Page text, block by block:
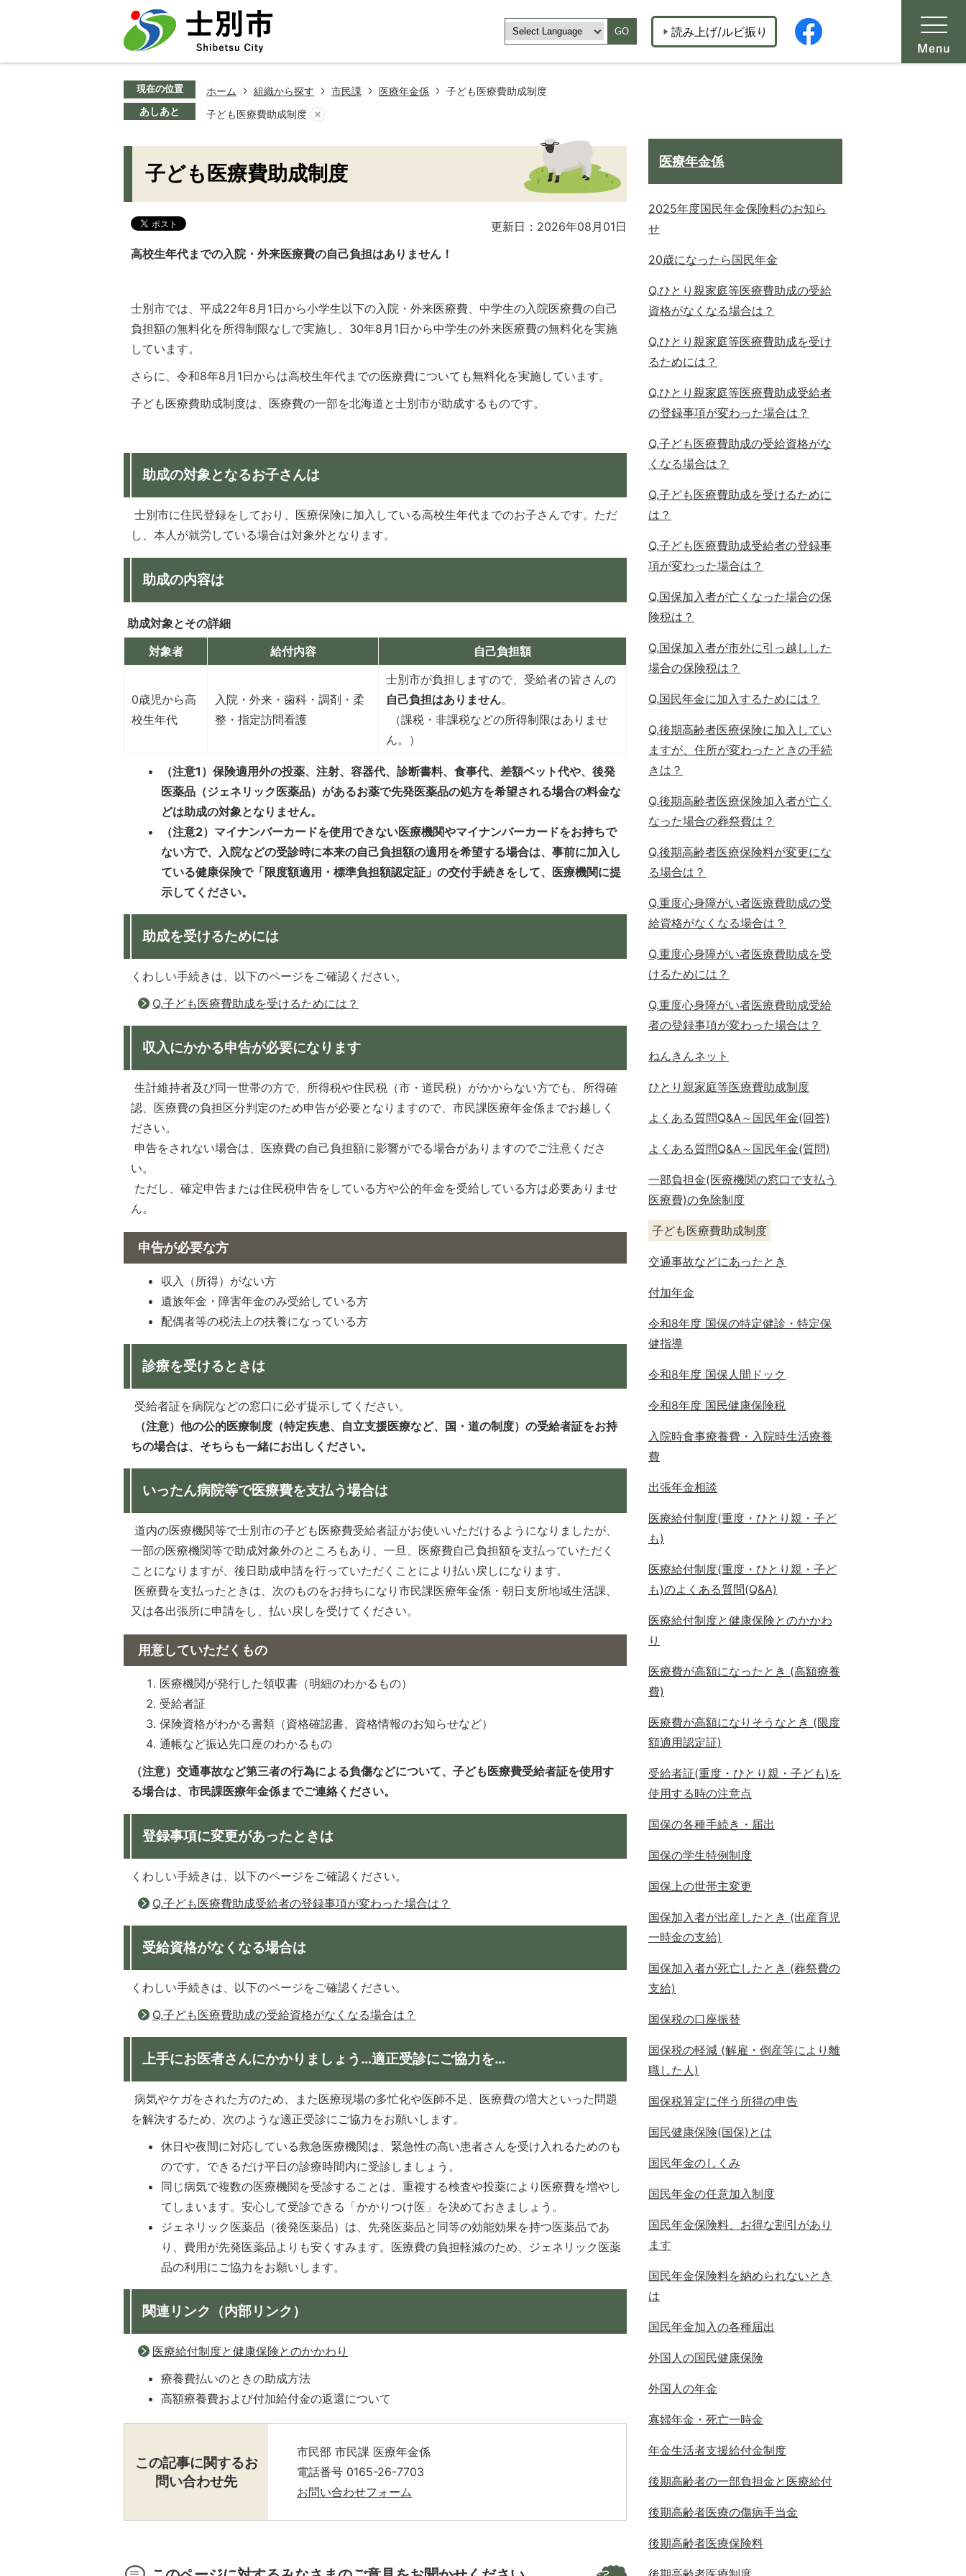
GO 読み上げ/ルビ振り
現在の位置 ホーム 組織から探す 市民課 医療年金係 子ども医療費助成制度
あしあと 子ども医療費助成制度
子ども医療費助成制度
更新日：2026年08月01日
高校生年代までの入院・外来医療費の自己負担はありません！
士別市では、平成22年8月1日から小学生以下の入院・外来医療費、中学生の入院医療費の自己
負担額の無料化を所得制限なしで実施し、30年8月1日から中学生の外来医療費の無料化を実施
しています。
さらに、令和8年8月1日からは高校生年代までの医療費についても無料化を実施しています。
子ども医療費助成制度は、医療費の一部を北海道と士別市が助成するものです。
助成の対象となるお子さんは
士別市に住民登録をしており、医療保険に加入している高校生年代までのお子さんです。ただ
し、本人が就労している場合は対象外となります。
助成の内容は
助成対象とその詳細
対象者
給付内容 自己負担額
0歳児から高
校生年代
入院・外来・歯科・調剤・柔
整・指定訪問看護
士別市が負担しますので、受給者の皆さんの
自己負担はありません。
（課税・非課税などの所得制限はありませ
ん。）
（注意1）保険適用外の投薬、注射、容器代、診断書料、食事代、差額ベット代や、後発
医薬品（ジェネリック医薬品）があるお薬で先発医薬品の処方を希望される場合の料金な
どは助成の対象となりません。
（注意2）マイナンバーカードを使用できない医療機関やマイナンバーカードをお持ちで
ない方で、入院などの受診時に本来の自己負担額の適用を希望する場合は、事前に加入し
ている健康保険で「限度額適用・標準負担額認定証」の交付手続きをして、医療機関に提
示してください。
助成を受けるためには
くわしい手続きは、以下のページをご確認ください。
Q.子ども医療費助成を受けるためには？
収入にかかる申告が必要になります
生計維持者及び同一世帯の方で、所得税や住民税（市・道民税）がかからない方でも、所得確
認、医療費の負担区分判定のため申告が必要となりますので、市民課医療年金係までお越しく
ださい。
申告をされない場合は、医療費の自己負担額に影響がでる場合がありますのでご注意くださ
い。
ただし、確定申告または住民税申告をしている方や公的年金を受給している方は必要ありませ
ん。
申告が必要な方
収入（所得）がない方
遺族年金・障害年金のみ受給している方
配偶者等の税法上の扶養になっている方
診療を受けるときは
受給者証を病院などの窓口に必ず提示してください。
（注意）他の公的医療制度（特定疾患、自立支援医療など、国・道の制度）の受給者証をお持
ちの場合は、そちらも一緒にお出しください。
いったん病院等で医療費を支払う場合は
道内の医療機関等で士別市の子ども医療費受給者証がお使いいただけるようになりましたが、
一部の医療機関等で助成対象外のところもあり、一旦、医療費自己負担額を支払っていただく
ことになりますが、後日助成申請を行っていただくことにより払い戻しになります。
医療費を支払ったときは、次のものをお持ちになり市民課医療年金係・朝日支所地域生活課、
又は各出張所に申請をし、払い戻しを受けてください。
用意していただくもの
医療機関が発行した領収書（明細のわかるもの）
受給者証
保険資格がわかる書類（資格確認書、資格情報のお知らせなど）
通帳など振込先口座のわかるもの
（注意）交通事故など第三者の行為による負傷などについて、子ども医療費受給者証を使用す
る場合は、市民課医療年金係までご連絡ください。
登録事項に変更があったときは
くわしい手続きは、以下のページをご確認ください。
Q.子ども医療費助成受給者の登録事項が変わった場合は？
受給資格がなくなる場合は
くわしい手続きは、以下のページをご確認ください。
Q.子ども医療費助成の受給資格がなくなる場合は？
上手にお医者さんにかかりましょう…適正受診にご協力を…
病気やケガをされた方のため、また医療現場の多忙化や医師不足、医療費の増大といった問題
を解決するため、次のような適正受診にご協力をお願いします。
休日や夜間に対応している救急医療機関は、緊急性の高い患者さんを受け入れるためのも
のです。できるだけ平日の診療時間内に受診しましょう。
同じ病気で複数の医療機関を受診することは、重複する検査や投薬により医療費を増やし
てしまいます。安心して受診できる「かかりつけ医」を決めておきましょう。
ジェネリック医薬品（後発医薬品）は、先発医薬品と同等の効能効果を持つ医薬品であ
り、費用が先発医薬品よりも安くすみます。医療費の負担軽減のため、ジェネリック医薬
品の利用にご協力をお願いします。
関連リンク（内部リンク）
医療給付制度と健康保険とのかかわり
療養費払いのときの助成方法
高額療養費および付加給付金の返還について
この記事に関するお
問い合わせ先
市民部 市民課 医療年金係
電話番号 0165-26-7703
お問い合わせフォーム
医療年金係
2025年度国民年金保険料のお知ら
せ
20歳になったら国民年金
Q.ひとり親家庭等医療費助成の受給
資格がなくなる場合は？
Q.ひとり親家庭等医療費助成を受け
るためには？
Q.ひとり親家庭等医療費助成受給者
の登録事項が変わった場合は？
Q.子ども医療費助成の受給資格がな
くなる場合は？
Q.子ども医療費助成を受けるために
は？
Q.子ども医療費助成受給者の登録事
項が変わった場合は？
Q.国保加入者が亡くなった場合の保
険税は？
Q.国保加入者が市外に引っ越しした
場合の保険税は？
Q.国民年金に加入するためには？
Q.後期高齢者医療保険に加入してい
ますが、住所が変わったときの手続
きは？
Q.後期高齢者医療保険加入者が亡く
なった場合の葬祭費は？
Q.後期高齢者医療保険料が変更にな
る場合は？
Q.重度心身障がい者医療費助成の受
給資格がなくなる場合は？
Q.重度心身障がい者医療費助成を受
けるためには？
Q.重度心身障がい者医療費助成受給
者の登録事項が変わった場合は？
ねんきんネット
ひとり親家庭等医療費助成制度
よくある質問Q&A～国民年金(回答)
よくある質問Q&A～国民年金(質問)
一部負担金(医療機関の窓口で支払う
医療費)の免除制度
子ども医療費助成制度
交通事故などにあったとき
付加年金
令和8年度 国保の特定健診・特定保
健指導
令和8年度 国保人間ドック
令和8年度 国民健康保険税
入院時食事療養費・入院時生活療養
費
出張年金相談
医療給付制度(重度・ひとり親・子ど
も)
医療給付制度(重度・ひとり親・子ど
も)のよくある質問(Q&A)
医療給付制度と健康保険とのかかわ
り
医療費が高額になったとき (高額療養
費)
医療費が高額になりそうなとき (限度
額適用認定証)
受給者証(重度・ひとり親・子ども)を
使用する時の注意点
国保の各種手続き・届出
国保の学生特例制度
国保上の世帯主変更
国保加入者が出産したとき (出産育児
一時金の支給)
国保加入者が死亡したとき (葬祭費の
支給)
国保税の口座振替
国保税の軽減 (解雇・倒産等により離
職した人)
国保税算定に伴う所得の申告
国民健康保険(国保)とは
国民年金のしくみ
国民年金の任意加入制度
国民年金保険料、お得な割引があり
ます
国民年金保険料を納められないとき
は
国民年金加入の各種届出
外国人の国民健康保険
外国人の年金
寡婦年金・死亡一時金
年金生活者支援給付金制度
後期高齢者の一部負担金と医療給付
後期高齢者医療の傷病手当金
後期高齢者医療保険料